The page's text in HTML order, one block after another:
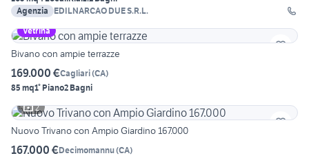
Agenzia
EDILNARCAO DUE S.R.L.
Vetrina
Bivano con ampie terrazze
169.000 €Cagliari(CA)
85 mq1° Piano2 Bagni
2
Nuovo Trivano con Ampio Giardino 167.000
167.000 €Decimomannu(CA)